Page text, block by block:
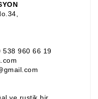
538 960 66 19